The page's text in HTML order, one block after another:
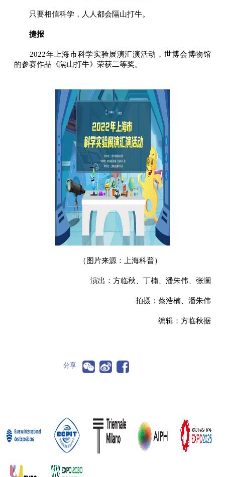
只要相信科学，人人都会隔山打牛。
捷报
2022年上海市科学实验展演汇演活动，世博会博物馆
的参赛作品《隔山打牛》荣获二等奖。
（图片来源：上海科普）
演出：方临秋、丁楠、潘朱伟、张澜
拍摄：蔡浩楠、潘朱伟
编辑：方临秋据
分享